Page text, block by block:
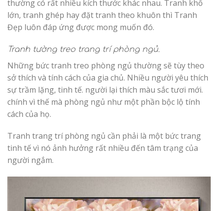
thường có rất nhiều kích thước khác nhau. Tranh khổ
lớn, tranh ghép hay đặt tranh theo khuôn thì Tranh
Đẹp luôn đáp ứng được mong muốn đó.
Tranh tường treo trang trí phòng ngủ.
Những bức tranh treo phòng ngủ thường sẽ tùy theo
sở thích và tính cách của gia chủ. Nhiều người yêu thích
sự trầm lặng, tinh tế. người lại thích màu sắc tươi mới.
chính vì thế mà phòng ngủ như một phần bộc lộ tính
cách của họ.
Tranh trang trí phòng ngủ cần phải là một bức trang
tinh tế vì nó ảnh hưởng rất nhiều đến tâm trạng của
người ngắm.